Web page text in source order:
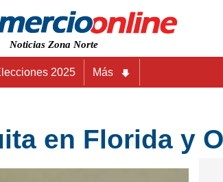
Noticias Zona Norte
2025 Más
en Florida y